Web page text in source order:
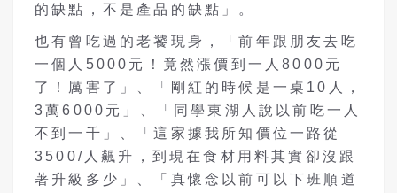
的缺點，不是產品的缺點」。
也有曾吃過的老饕現身，「前年跟朋友去吃
一個人5000元！竟然漲價到一人8000元
了！厲害了」、「剛紅的時候是一桌10人，
3萬6000元」、「同學東湖人說以前吃一人
不到一千」、「這家據我所知價位一路從
3500/人飆升，到現在食材用料其實卻沒跟
著升級多少」、「真懷念以前可以下班順道